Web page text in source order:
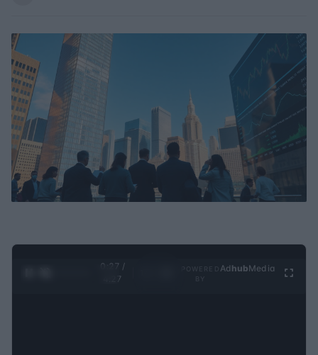
0:28 /
4:27
Ad hubMedia